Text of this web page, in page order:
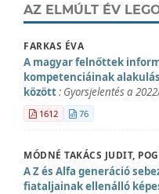
AZ ELMÚLT ÉV
FARKAS ÉVA
A magyar felnőttek
kompetenciáinak
között: Gyorsjelentés a
1612 76
MÓDNÉ TAKÁCS JUDIT,
A Z és Alfa generáció
fiataljainak ellenálló